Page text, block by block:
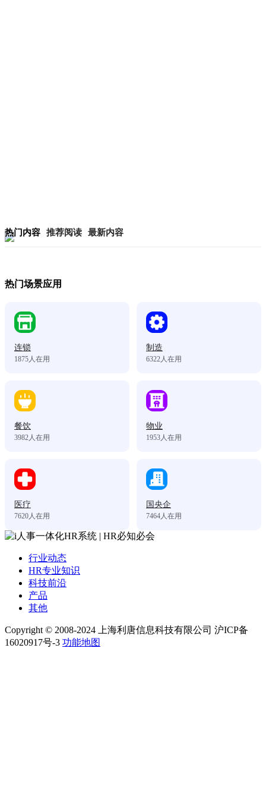
热门内容 推荐阅读 最新内容
热门场景应用
连锁
1875人在用
制造
6322人在用
餐饮
3982人在用
物业
1953人在用
医疗
7620人在用
国央企
7464人在用
行业动态
HR专业知识
科技前沿
产品
其他
Copyright © 2008-2024 上海利唐信息科技有限公司 沪ICP备
16020917号-3 功能地图